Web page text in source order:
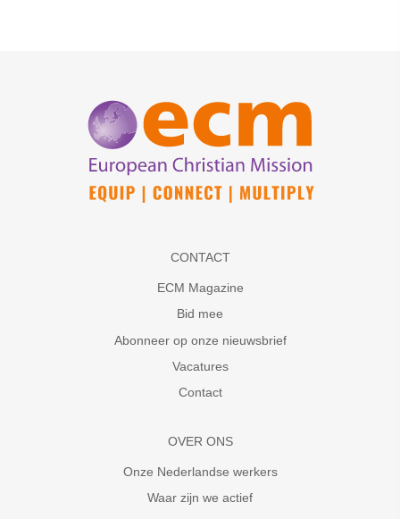
CONTACT
ECM Magazine
Bid mee
Abonneer op onze nieuwsbrief
Vacatures
Contact
OVER ONS
Onze Nederlandse werkers
Waar zijn we actief